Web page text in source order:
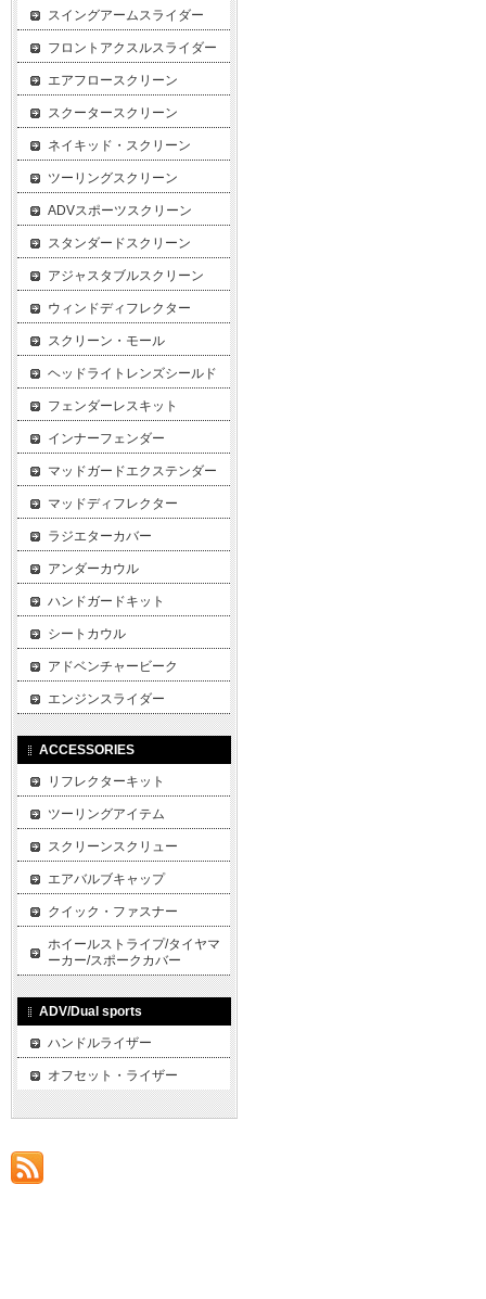
スイングアームスライダー
フロントアクスルスライダー
エアフロースクリーン
スクータースクリーン
ネイキッド・スクリーン
ツーリングスクリーン
ADVスポーツスクリーン
スタンダードスクリーン
アジャスタブルスクリーン
ウィンドディフレクター
スクリーン・モール
ヘッドライトレンズシールド
フェンダーレスキット
インナーフェンダー
マッドガードエクステンダー
マッドディフレクター
ラジエターカバー
アンダーカウル
ハンドガードキット
シートカウル
アドベンチャービーク
エンジンスライダー
ACCESSORIES
リフレクターキット
ツーリングアイテム
スクリーンスクリュー
エアバルブキャップ
クイック・ファスナー
ホイールストライプ/タイヤマ
ーカー/スポークカバー
ADV/Dual sports
ハンドルライザー
オフセット・ライザー